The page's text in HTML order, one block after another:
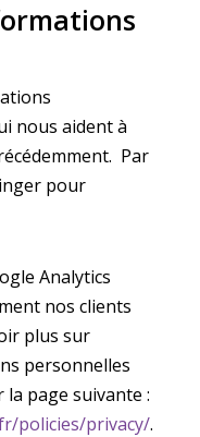
nous aident à
Par
pour
Analytics
nos clients
plus sur
personnelles
page suivante :
policies/privacy/.